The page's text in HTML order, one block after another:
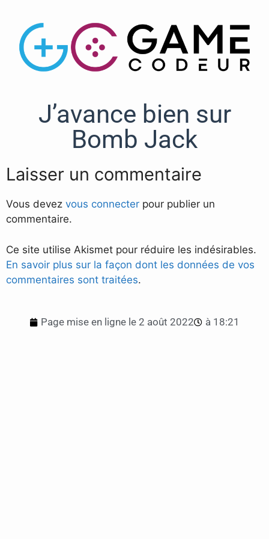
J’avance bien sur
Bomb Jack
Laisser un commentaire
Vous devez vous connecter pour publier un
commentaire.
Ce site utilise Akismet pour réduire les indésirables.
En savoir plus sur la façon dont les données de vos
commentaires sont traitées.
Page mise en ligne le 2 août 2022 à 18:21